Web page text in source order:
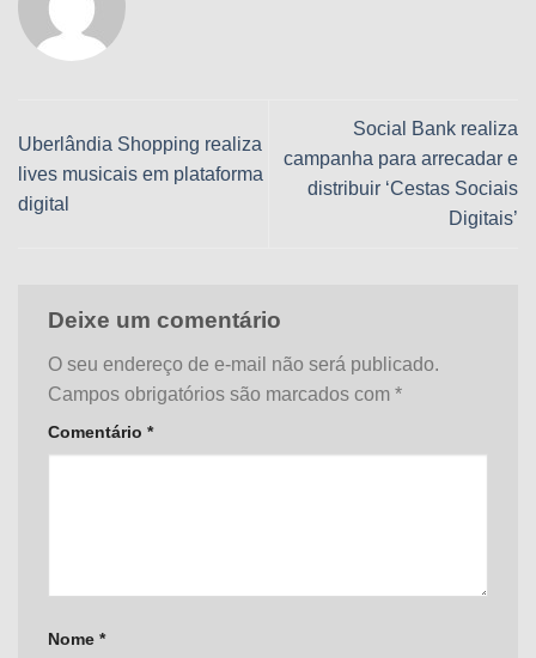
Uberlândia Shopping realiza
lives musicais em plataforma
digital
Social Bank realiza
campanha para arrecadar e
distribuir ‘Cestas Sociais
Digitais’
Deixe um comentário
O seu endereço de e-mail não será publicado.
Campos obrigatórios são marcados com *
Comentário *
Nome *